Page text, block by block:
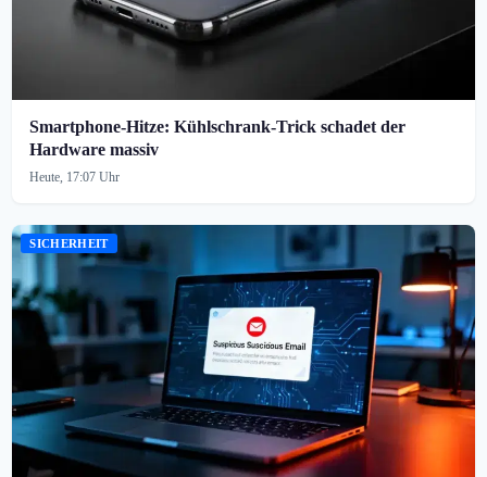
Smartphone-Hitze: Kühlschrank-Trick schadet der
Hardware massiv
Heute, 17:07 Uhr
SICHERHEIT